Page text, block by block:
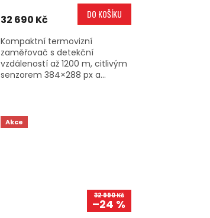
32 690 Kč DO KOŠÍKU
Kompaktní termovizní
zaměřovač s detekční
vzdáleností až 1200 m, citlivým
senzorem 384×288 px a...
Akce
32 990 Kč
–24 %